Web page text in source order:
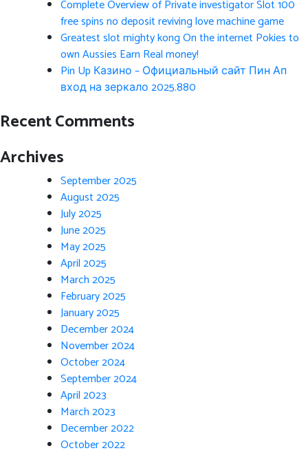
Complete Overview of Private investigator Slot 100
free spins no deposit reviving love machine game
Greatest slot mighty kong On the internet Pokies to
own Aussies Earn Real money!
Pin Up Казино – Официальный сайт Пин Ап
вход на зеркало 2025.880
Recent Comments
Archives
September 2025
August 2025
July 2025
June 2025
May 2025
April 2025
March 2025
February 2025
January 2025
December 2024
November 2024
October 2024
September 2024
April 2023
March 2023
December 2022
October 2022